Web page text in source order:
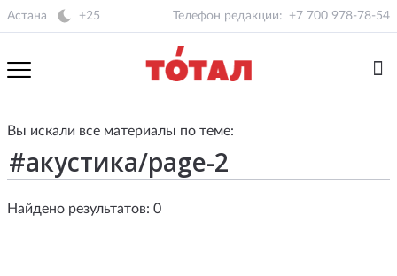
Астана +25 Телефон редакции: +7 700 978-78-54
Вы искали все материалы по теме:
Найдено результатов: 0